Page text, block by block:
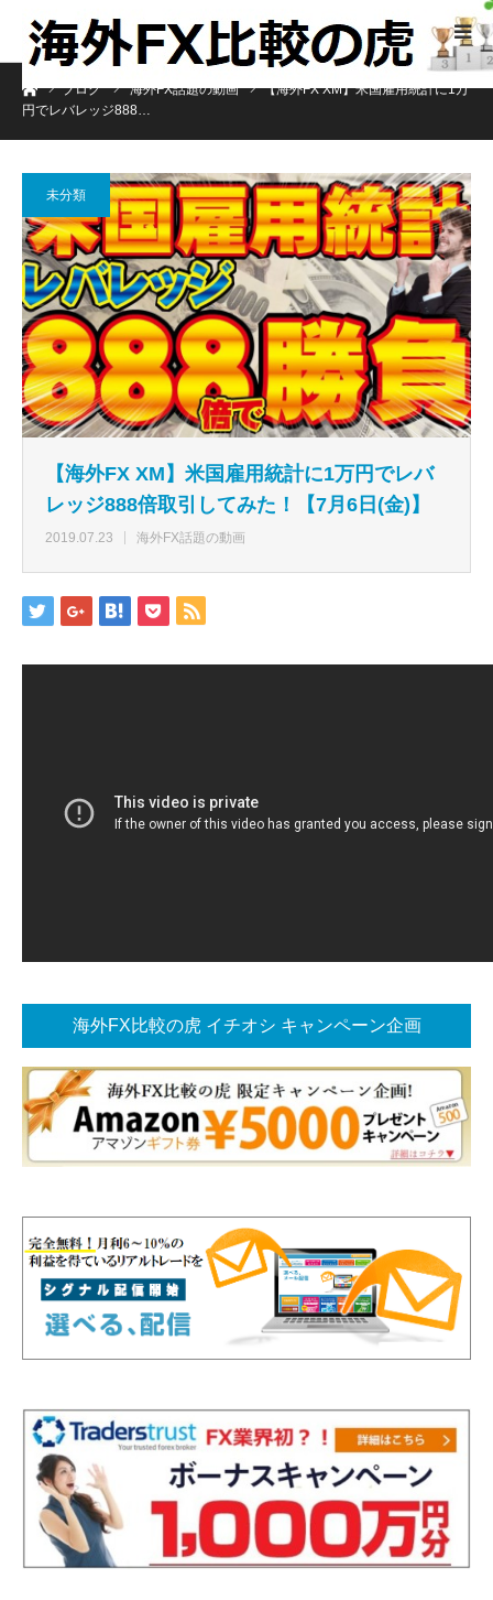
ホームブログ 海外FX話題の動画
【海外FX XM】米国雇用統計に1万
円でレバレッジ888…
未分類
【海外FX XM】米国雇用統計に1万円でレバ
レッジ888倍取引してみた！【7月6日(金)】
2019.07.23 海外FX話題の動画
海外FX比較の虎 イチオシ キャンペーン企画
海外FX比較の虎お勧め！ 今イチオシキャンペーン企画